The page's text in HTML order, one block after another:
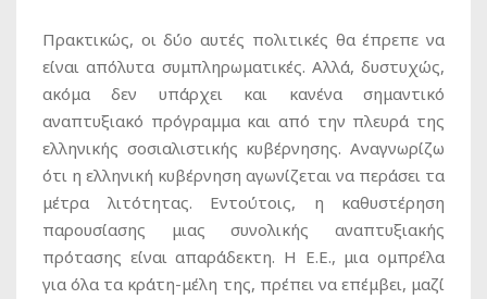
Πρακτικώς, οι δύο αυτές πολιτικές θα έπρεπε να
είναι απόλυτα συμπληρωματικές. Αλλά, δυστυχώς,
ακόμα δεν υπάρχει και κανένα σημαντικό
αναπτυξιακό πρόγραμμα και από την πλευρά της
ελληνικής σοσιαλιστικής κυβέρνησης. Αναγνωρίζω
ότι η ελληνική κυβέρνηση αγωνίζεται να περάσει τα
μέτρα λιτότητας. Εντούτοις, η καθυστέρηση
παρουσίασης μιας συνολικής αναπτυξιακής
πρότασης είναι απαράδεκτη. Η Ε.Ε., μια ομπρέλα
για όλα τα κράτη-μέλη της, πρέπει να επέμβει, μαζί